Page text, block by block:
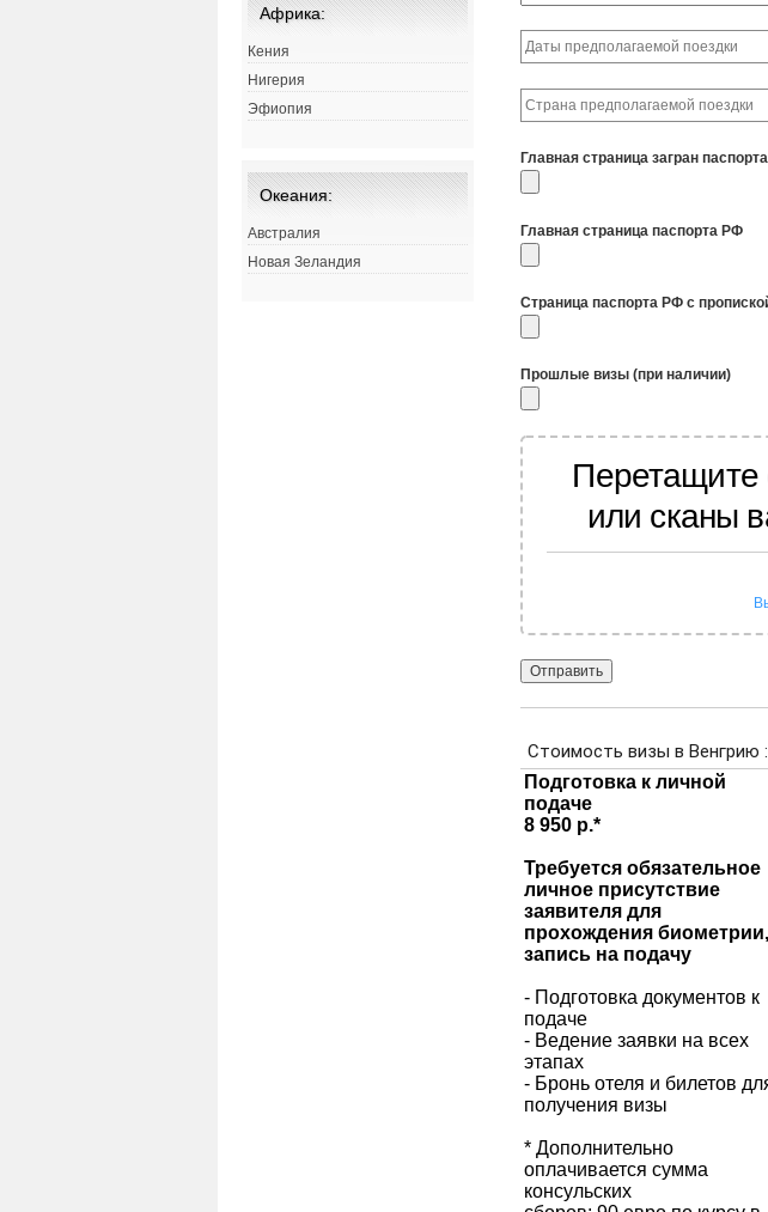
Главная страница загран паспорта
Главная страница паспорта РФ
Страница паспорта РФ с
Прошлые визы (при наличии)
или сканы
Африка:
Кения
Нигерия
Эфиопия
Океания:
Австралия
Новая Зеландия